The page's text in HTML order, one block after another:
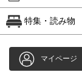
特集・読み物
マイページ